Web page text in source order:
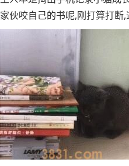
家伙咬自己的书呢,刚打算打断